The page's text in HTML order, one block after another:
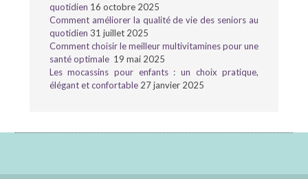
quotidien 16 octobre 2025
Comment améliorer la qualité de vie des seniors au
quotidien 31 juillet 2025
Comment choisir le meilleur multivitamines pour une
santé optimale 19 mai 2025
Les mocassins pour enfants : un choix pratique,
élégant et confortable 27 janvier 2025